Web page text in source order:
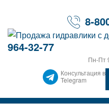
8-
964-32-77
Пн-Пт
Консультация в
Telegram